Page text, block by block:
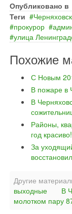
Опубликовано в
Теги
Черняховск
прокурор
улица
Похожие
С Новым
В пожаре в
В
Районы,
год красиво!
За
Другие
выходные
В
молотком пару